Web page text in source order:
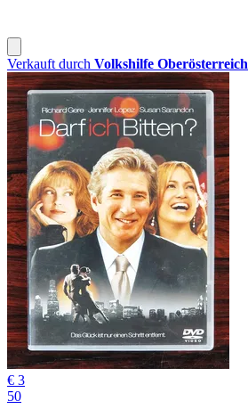
Verkauft durch Volkshilfe Oberösterreich
€ 3
50